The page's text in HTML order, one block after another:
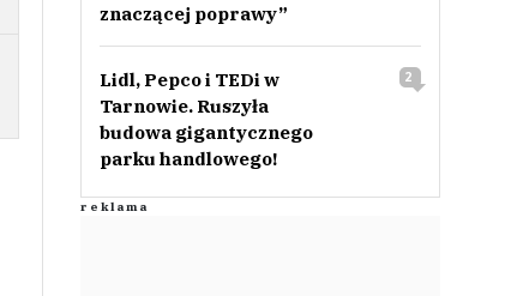
znaczącej poprawy”
Lidl, Pepco i TEDi w
Tarnowie. Ruszyła
budowa gigantycznego
parku handlowego!
2